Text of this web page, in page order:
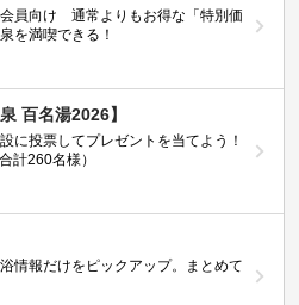
員向け 通常よりもお得な「特別価
を満喫できる！
百名湯2026】
に投票してプレゼントを当てよう！
計260名様）
情報だけをピックアップ。まとめて